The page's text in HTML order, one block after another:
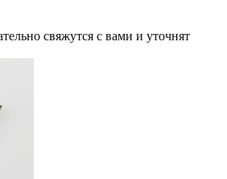
свяжутся с вами и уточнят